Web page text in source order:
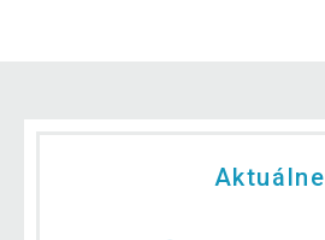
Aktuálne